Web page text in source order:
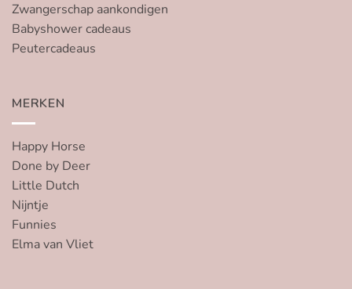
Zwangerschap aankondigen
Babyshower cadeaus
Peutercadeaus
MERKEN
Happy Horse
Done by Deer
Little Dutch
Nijntje
Funnies
Elma van Vliet